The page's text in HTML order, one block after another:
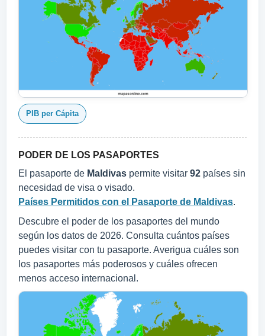
PIB per Cápita
PODER DE LOS PASAPORTES
El pasaporte de Maldivas permite visitar 92 países sin
necesidad de visa o visado.
Países Permitidos con el Pasaporte de Maldivas.
Descubre el poder de los pasaportes del mundo
según los datos de 2026. Consulta cuántos países
puedes visitar con tu pasaporte. Averigua cuáles son
los pasaportes más poderosos y cuáles ofrecen
menos acceso internacional.